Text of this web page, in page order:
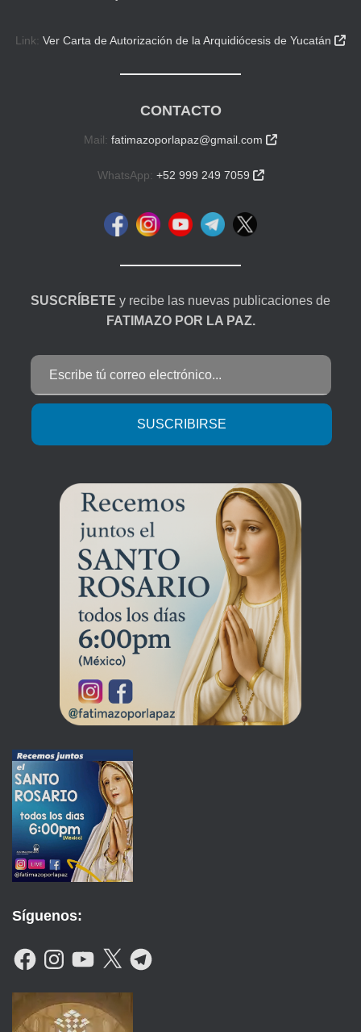
Link: Ver Carta de Autorización de la Arquidiócesis de Yucatán 
CONTACTO
Mail: fatimazoporlapaz@gmail.com 
WhatsApp: +52 999 249 7059 
SUSCRÍBETE y recibe las nuevas publicaciones de
FATIMAZO POR LA PAZ.
SUSCRIBIRSE
Síguenos:
F
A
B
N
A
G
R
Y
O
U
B
E
X
T
E
G